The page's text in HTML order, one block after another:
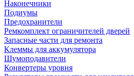
Наконечники
Подиумы
Предохранители
Ремкомплект ограничителей дверей
Запасные части для ремонта
Клеммы для аккумулятора
Шумоподавители
Конвертеры уровня